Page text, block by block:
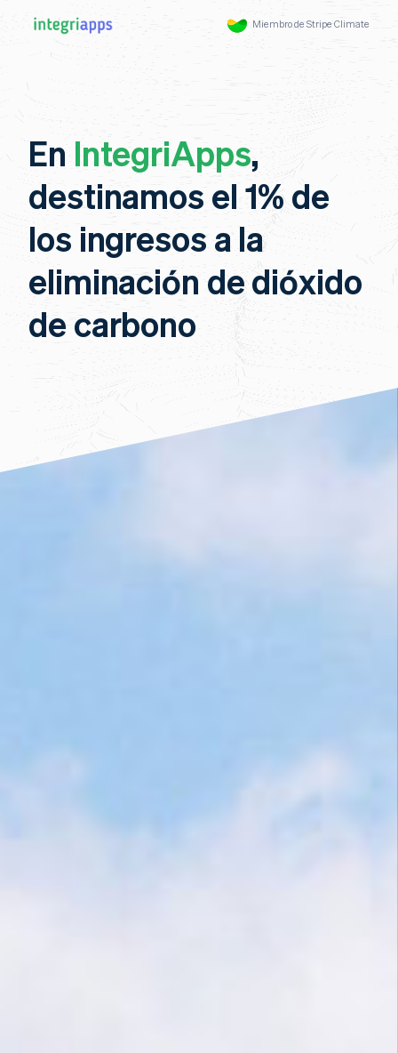
Miembro de Stripe Climate
En IntegriApps,
destinamos el 1% de
los ingresos a la
eliminación de dióxido
de carbono